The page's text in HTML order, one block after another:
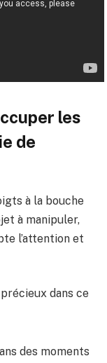
les
de
à la bouche
à manipuler,
l’attention et
dans ce
des moments